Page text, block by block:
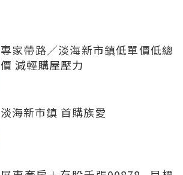
專家帶路／淡海新市鎮低單價低總
價 減輕購屋壓力
淡海新市鎮 首購族愛